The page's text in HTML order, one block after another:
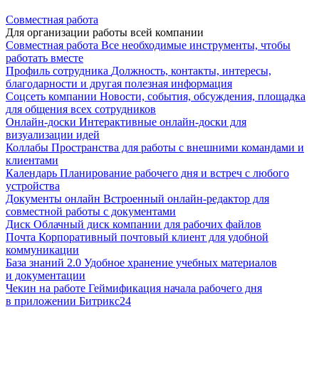
Совместная работа
Для организации работы всей компании
Совместная работа Все необходимые инструменты, чтобы
работать вместе
Профиль сотрудника Должность, контакты, интересы,
благодарности и другая полезная информация
Соцсеть компании Новости, события, обсуждения, площадка
для общения всех сотрудников
Онлайн-доски Интерактивные онлайн-доски для
визуализации идей
Коллабы Пространства для работы с внешними командами и
клиентами
Календарь Планирование рабочего дня и встреч с любого
устройства
Документы онлайн Встроенный онлайн-редактор для
совместной работы с документами
Диск Облачный диск компании для рабочих файлов
Почта Корпоративный почтовый клиент для удобной
коммуникации
База знаний 2.0 Удобное хранение учебных материалов
и документации
Чекин на работе Геймификация начала рабочего дня
в приложении Битрикс24